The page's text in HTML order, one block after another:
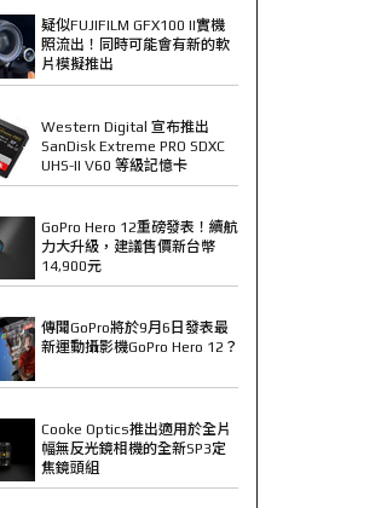
疑似FUJIFILM GFX100 II實機
照流出！同時可能會有新的軟
片模擬推出
Western Digital 宣布推出
SanDisk Extreme PRO SDXC
UHS-II V60 等級記憶卡
GoPro Hero 12重磅發表！續航
力大升級，建議售價新台幣
14,900元
傳聞GoPro將於9月6日發表最
新運動攝影機GoPro Hero 12？
Cooke Optics推出適用於全片
幅無反光鏡相機的全新SP3定
焦鏡頭組